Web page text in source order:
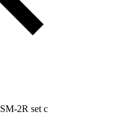
2R set с